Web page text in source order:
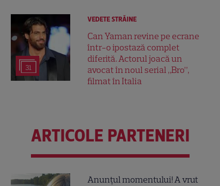
31
VEDETE STRĂINE
Can Yaman revine pe ecrane
într-o ipostază complet
diferită. Actorul joacă un
avocat în noul serial „Bro”,
filmat în Italia
ARTICOLE PARTENERI
Anunțul momentului! A vrut